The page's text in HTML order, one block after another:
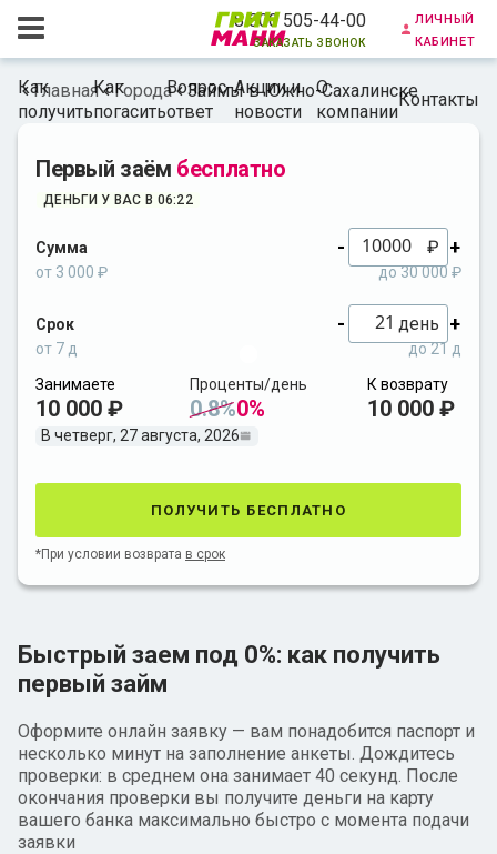
8 800 505-44-00
заказать звонок
личный
кабинет
Как
получить
Как
погасить
Вопрос-
ответ
Акции и
новости
О
компании
Контакты
Главная Города Займы в Южно-Сахалинске
Первый заём бесплатно
ДЕНЬГИ У ВАС В 06:22
Сумма - ₽ +
от 3 000 ₽ до 30 000 ₽
Срок - день +
от 7 д
до 21 д
Занимаете
10 000 ₽
Проценты/день
0.8%0%
К возврату
10 000 ₽
В четверг, 27 августа, 2026
получить бесплатно
*При условии возврата в срок
Быстрый заем под 0%: как получить
первый займ
Оформите онлайн заявку — вам понадобится паспорт и
несколько минут на заполнение анкеты. Дождитесь
проверки: в среднем она занимает 40 секунд. После
окончания проверки вы получите деньги на карту
вашего банка максимально быстро с момента подачи
заявки